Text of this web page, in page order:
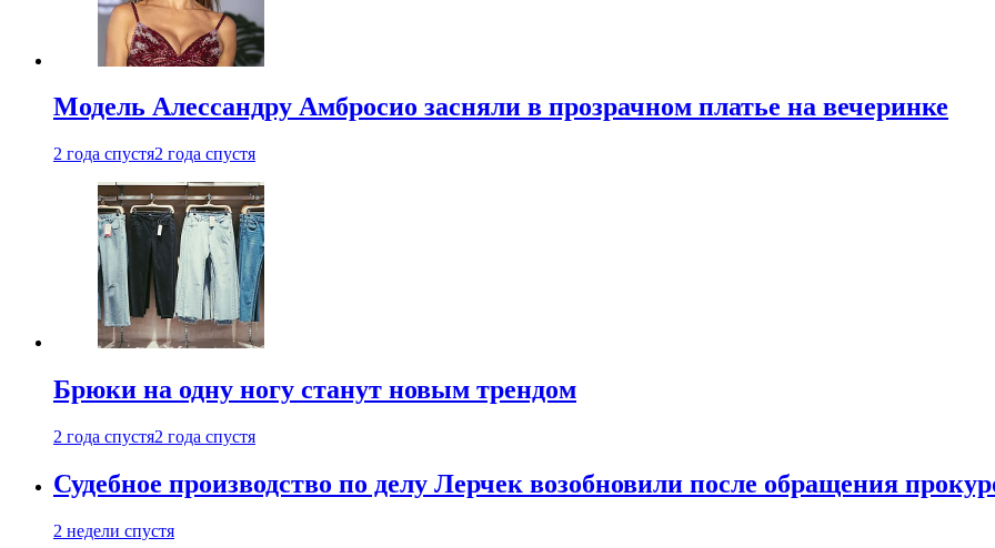
Модель Алессандру Амбросио засняли в прозрачном платье на вечеринке
2 года спустя2 года спустя
Брюки на одну ногу станут новым трендом
2 года спустя2 года спустя
Судебное производство по делу Лерчек возобновили после обращения
2 недели спустя